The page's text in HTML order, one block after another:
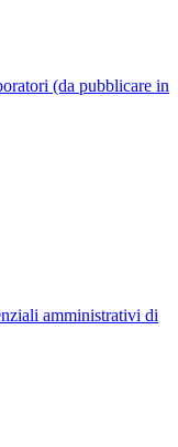
(da pubblicare in
amministrativi di